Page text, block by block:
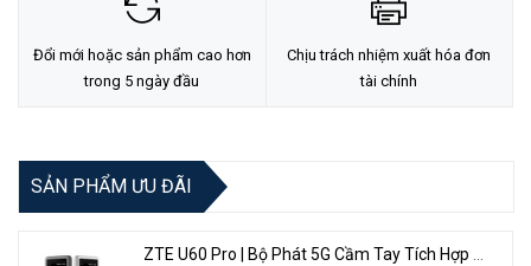
Độ Phân Giải Sắc Nét
Đổi mới hoặc sản phẩm cao hơn
trong 5 ngày đầu
Chịu trách nhiệm xuất hóa đơn
tài chính
SẢN PHẨM ƯU ĐÃI
ZTE U60 Pro | Bộ Phát 5G Cầm Tay Tích Hợp Công Nghệ WiFi 7, Pin 10000mAh